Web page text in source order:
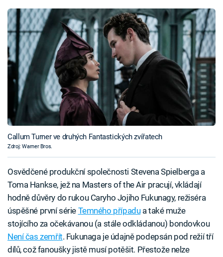
Callum Turner ve druhých Fantastických zvířatech
Zdroj: Warner Bros.
Osvědčené produkční společnosti Stevena Spielberga a
Toma Hankse, jež na Masters of the Air pracují, vkládají
hodně důvěry do rukou Caryho Jojiho Fukunagy, režiséra
úspěšné první série Temného případua také muže
stojícího za očekávanou (a stále odkládanou) bondovkou
Není čas zemřít. Fukunaga je údajně podepsán pod režií tří
dílů, což fanoušky jistě musí potěšit. Přestože nelze